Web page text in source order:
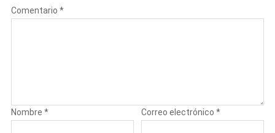
Comentario *
Nombre * Correo electrónico*